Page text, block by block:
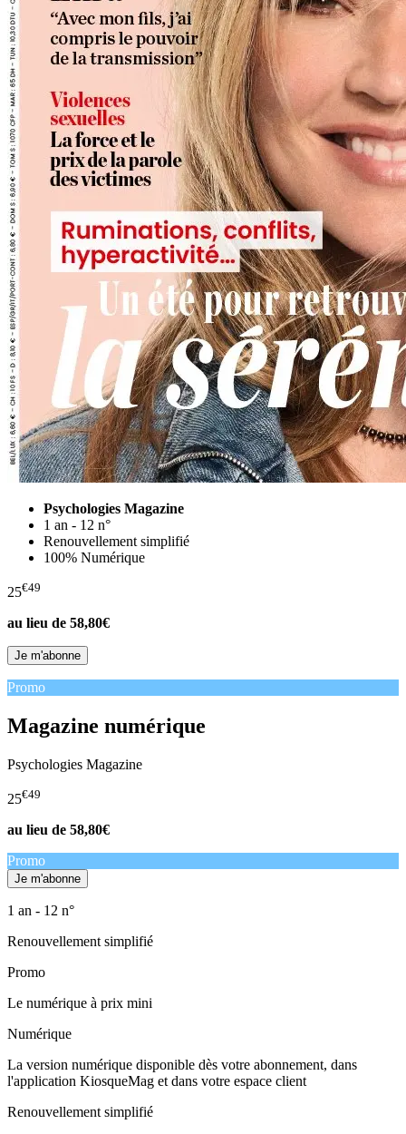
Psychologies Magazine
1 an - 12 n°
Renouvellement simplifié
100% Numérique
25€49
au lieu de 58,80€
Promo
Magazine numérique
Psychologies Magazine
25€49
au lieu de 58,80€
Promo
1 an - 12 n°
Renouvellement simplifié
Promo
Le numérique à prix mini
Numérique
La version numérique disponible dès votre abonnement, dans
l'application KiosqueMag et dans votre espace client
Renouvellement simplifié